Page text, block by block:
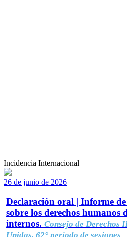
Incidencia Internacional
26 de junio de 2026
Declaración oral | Informe
sobre los derechos humanos
internos. Consejo de Derechos
Unidas, 62° período de sesiones